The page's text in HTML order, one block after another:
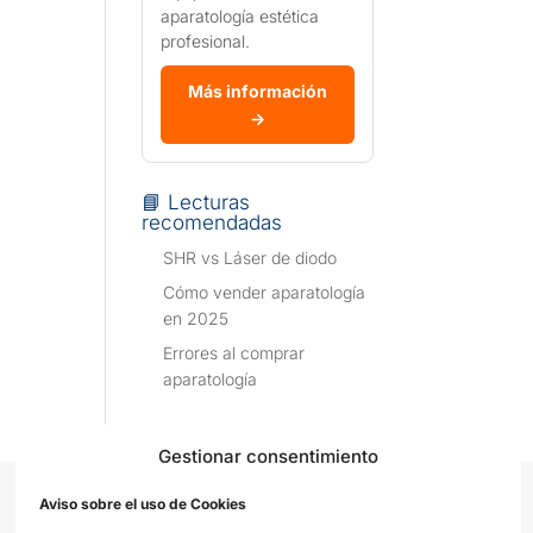
Gestionar consentimiento
Aviso sobre el uso de Cookies
aparatología estética
profesional.
Más información
→
📘 Lecturas
recomendadas
SHR vs Láser de diodo
Cómo vender aparatología
en 2025
Errores al comprar
aparatología